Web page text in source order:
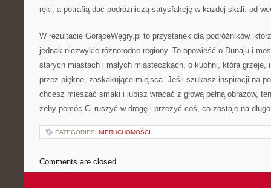
ręki, a potrafią dać podróżniczą satysfakcję w każdej skali: od
W rezultacie GorąceWęgry.pl to przystanek dla podróżników,
jednak niezwykle różnorodne regiony. To opowieść o Dunaju i
starych miastach i małych miasteczkach, o kuchni, która grzeje,
przez piękne, zaskakujące miejsca. Jeśli szukasz inspiracji na
chcesz mieszać smaki i lubisz wracać z głową pełną obrazów,
żeby pomóc Ci ruszyć w drogę i przeżyć coś, co zostaje na
CATEGORIES: NIERUCHOMOŚCI
Comments are closed.